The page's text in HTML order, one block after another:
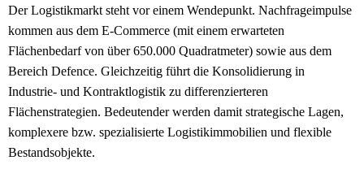
Der Logistikmarkt steht vor einem Wendepunkt. Nachfrageimpulse
kommen aus dem E-Commerce (mit einem erwarteten
Flächenbedarf von über 650.000 Quadratmeter) sowie aus dem
Bereich Defence. Gleichzeitig führt die Konsolidierung in
Industrie- und Kontraktlogistik zu differenzierteren
Flächenstrategien. Bedeutender werden damit strategische Lagen,
komplexere bzw. spezialisierte Logistikimmobilien und flexible
Bestandsobjekte.